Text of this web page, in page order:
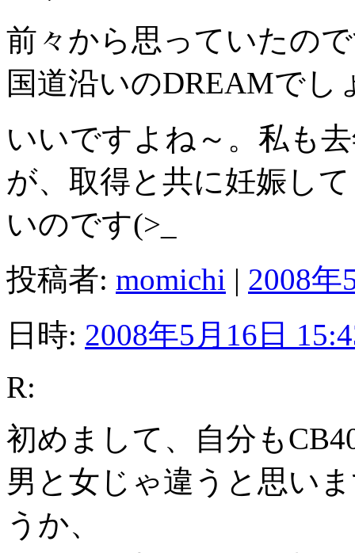
前々から思っていたの
国道沿いのDREAMでし
いいですよね～。私も
が、取得と共に妊娠し
いのです(>_
投稿者: momichi | 2008年
日時: 2008年5月16日
R:
初めまして、自分も
男と女じゃ違うと思い
うか、